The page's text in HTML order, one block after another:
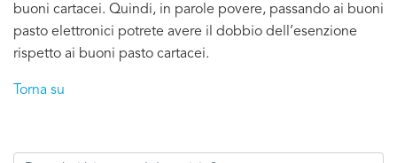
buoni cartacei. Quindi, in parole povere, passando ai buoni
pasto elettronici potrete avere il dobbio dell’esenzione
rispetto ai buoni pasto cartacei.
Torna su